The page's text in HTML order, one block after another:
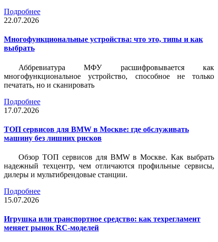
Подробнее
22.07.2026
Многофункциональные устройства: что это, типы и как
выбрать
Аббревиатура МФУ расшифровывается как
многофункциональное устройство, способное не только
печатать, но и сканировать
Подробнее
17.07.2026
ТОП сервисов для BMW в Москве: где обслуживать
машину без лишних рисков
Обзор ТОП сервисов для BMW в Москве. Как выбрать
надежный техцентр, чем отличаются профильные сервисы,
дилеры и мультибрендовые станции.
Подробнее
15.07.2026
Игрушка или транспортное средство: как техрегламент
меняет рынок RC-моделей